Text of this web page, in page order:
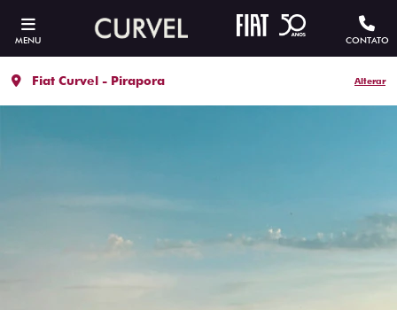
MENU CONTATO
Fiat Curvel - Pirapora Alterar